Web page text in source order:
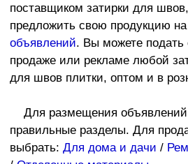
поставщиком затирки для
предложить свою продукцию
объявлений. Вы можете подать
продаже или рекламе любой
для швов плитки, оптом и в
Для размещения
правильные разделы. Для
выбрать: Для дома и дачи /